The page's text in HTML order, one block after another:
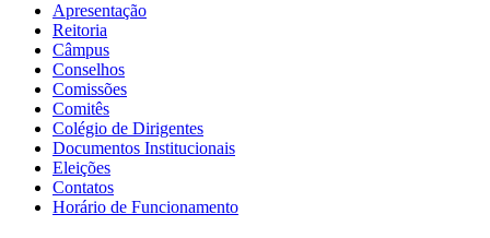
Apresentação
Reitoria
Câmpus
Conselhos
Comissões
Comitês
Colégio de Dirigentes
Documentos Institucionais
Eleições
Contatos
Horário de Funcionamento